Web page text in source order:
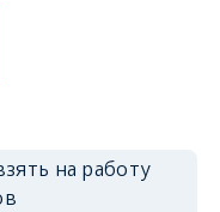
на работу